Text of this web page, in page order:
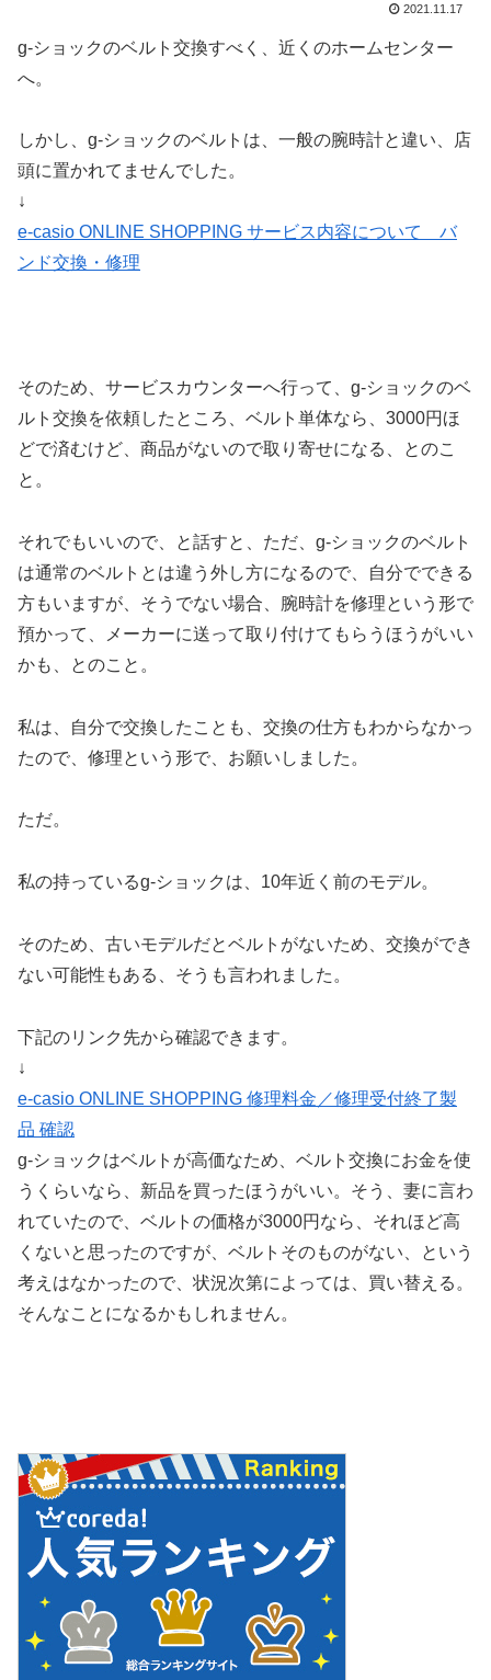
2021.11.17
g-ショックのベルト交換すべく、近くのホームセンター
へ。
しかし、g-ショックのベルトは、一般の腕時計と違い、店
頭に置かれてませんでした。
↓
e-casio ONLINE SHOPPING サービス内容について バ
ンド交換・修理
そのため、サービスカウンターへ行って、g-ショックのベ
ルト交換を依頼したところ、ベルト単体なら、3000円ほ
どで済むけど、商品がないので取り寄せになる、とのこ
と。
それでもいいので、と話すと、ただ、g-ショックのベルト
は通常のベルトとは違う外し方になるので、自分でできる
方もいますが、そうでない場合、腕時計を修理という形で
預かって、メーカーに送って取り付けてもらうほうがいい
かも、とのこと。
私は、自分で交換したことも、交換の仕方もわからなかっ
たので、修理という形で、お願いしました。
ただ。
私の持っているg-ショックは、10年近く前のモデル。
そのため、古いモデルだとベルトがないため、交換ができ
ない可能性もある、そうも言われました。
下記のリンク先から確認できます。
↓
e-casio ONLINE SHOPPING 修理料金／修理受付終了製
品 確認
g-ショックはベルトが高価なため、ベルト交換にお金を使
うくらいなら、新品を買ったほうがいい。そう、妻に言わ
れていたので、ベルトの価格が3000円なら、それほど高
くないと思ったのですが、ベルトそのものがない、という
考えはなかったので、状況次第によっては、買い替える。
そんなことになるかもしれません。